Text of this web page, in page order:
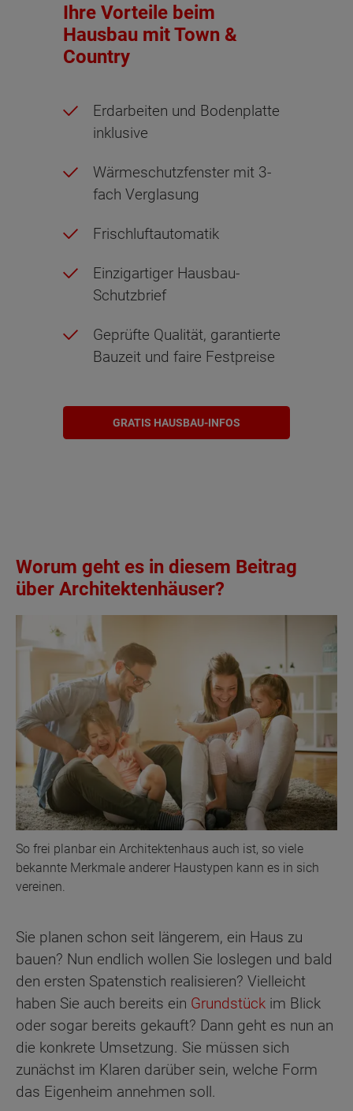
Ihre Vorteile beim
Hausbau mit Town &
Country
Erdarbeiten und Bodenplatte
inklusive
Wärmeschutzfenster mit 3-
fach Verglasung
Frischluftautomatik
Einzigartiger Hausbau-
Schutzbrief
Geprüfte Qualität, garantierte
Bauzeit und faire Festpreise
GRATIS HAUSBAU-INFOS
Worum geht es in diesem Beitrag
über Architektenhäuser?
So frei planbar ein Architektenhaus auch ist, so viele
bekannte Merkmale anderer Haustypen kann es in sich
vereinen.
Sie planen schon seit längerem, ein Haus zu
bauen? Nun endlich wollen Sie loslegen und bald
den ersten Spatenstich realisieren? Vielleicht
haben Sie auch bereits ein Grundstück im Blick
oder sogar bereits gekauft? Dann geht es nun an
die konkrete Umsetzung. Sie müssen sich
zunächst im Klaren darüber sein, welche Form
das Eigenheim annehmen soll.